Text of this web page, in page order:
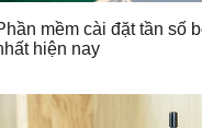
mềm cài đặt tần số
hiện nay